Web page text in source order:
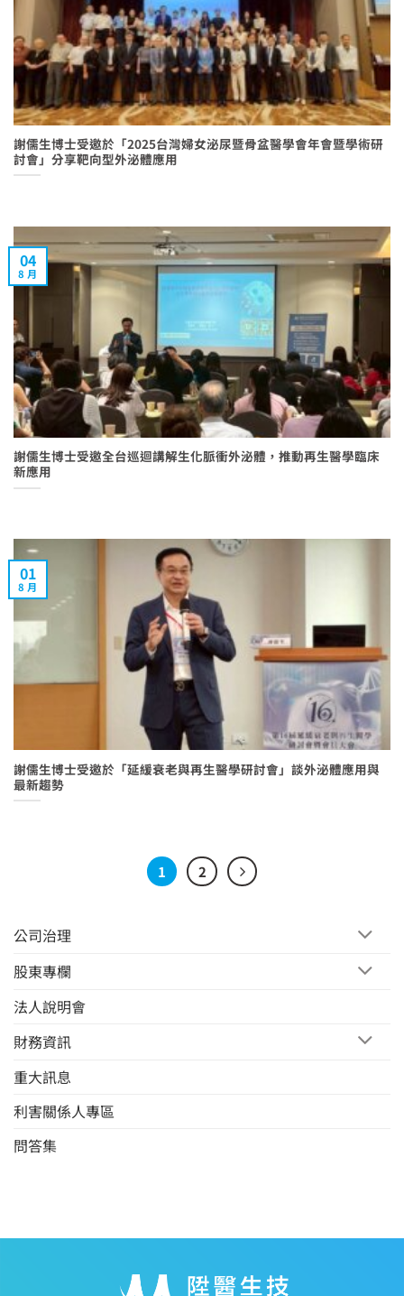
公司治理
股東專欄
法人說明會
財務資訊
重大訊息
利害關係人專區
問答集
謝儒生博士受邀於「2025台灣婦女泌尿暨骨盆醫學會年會暨學術研
討會」分享靶向型外泌體應用
謝儒生博士受邀全台巡迴講解生化脈衝外泌體，推動再生醫學臨床
新應用
04
8 月
謝儒生博士受邀於「延緩衰老與再生醫學研討會」談外泌體應用與
最新趨勢
01
8 月
1 2